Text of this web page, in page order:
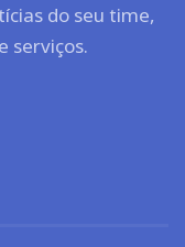
do seu time,
serviços.